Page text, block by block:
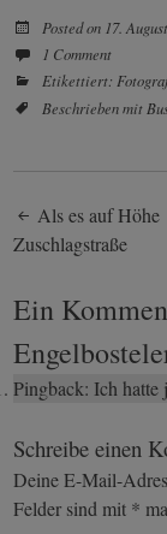
Posted on 17.
1 Comment
Etikettiert:
Beschrieben mit
Post
Als es auf Höhe
Zuschlagstraße
Ein
Pingback: Ich hatte
Schreibe einen
Deine E-Mail-
Felder sind mit *